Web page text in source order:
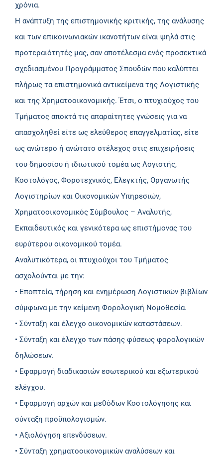
χρόνια.
Η ανάπτυξη της επιστημονικής κριτικής, της ανάλυσης
και των επικοινωνιακών ικανοτήτων είναι ψηλά στις
προτεραιότητές μας, σαν αποτέλεσμα ενός προσεκτικά
σχεδιασμένου Προγράμματος Σπουδών που καλύπτει
πλήρως τα επιστημονικά αντικείμενα της Λογιστικής
και της Χρηματοοικονομικής. Έτσι, ο πτυχιούχος του
Τμήματος αποκτά τις απαραίτητες γνώσεις για να
απασχοληθεί είτε ως ελεύθερος επαγγελματίας, είτε
ως ανώτερο ή ανώτατο στέλεχος στις επιχειρήσεις
του δημοσίου ή ιδιωτικού τομέα ως Λογιστής,
Κοστολόγος, Φοροτεχνικός, Ελεγκτής, Οργανωτής
Λογιστηρίων και Οικονομικών Υπηρεσιών,
Χρηματοοικονομικός Σύμβουλος – Αναλυτής,
Εκπαιδευτικός και γενικότερα ως επιστήμονας του
ευρύτερου οικονομικού τομέα.
Αναλυτικότερα, οι πτυχιούχοι του Τμήματος
ασχολούνται με την:
• Εποπτεία, τήρηση και ενημέρωση Λογιστικών βιβλίων
σύμφωνα με την κείμενη Φορολογική Νομοθεσία.
• Σύνταξη και έλεγχο οικονομικών καταστάσεων.
• Σύνταξη και έλεγχο των πάσης φύσεως φορολογικών
δηλώσεων.
• Εφαρμογή διαδικασιών εσωτερικού και εξωτερικού
ελέγχου.
• Εφαρμογή αρχών και μεθόδων Κοστολόγησης και
σύνταξη προϋπολογισμών.
• Αξιολόγηση επενδύσεων.
• Σύνταξη χρηματοοικονομικών αναλύσεων και